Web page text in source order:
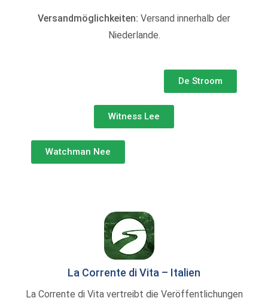
Versandmöglichkeiten: Versand innerhalb der
Niederlande.
De Stroom
Witness Lee
Watchman Nee
La Corrente di Vita – Italien
La Corrente di Vita vertreibt die Veröffentlichungen